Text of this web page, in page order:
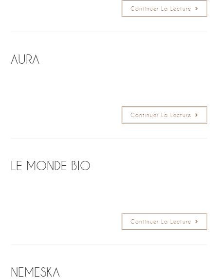
Continuer La Lecture
AURA
Continuer La Lecture
LE MONDE BIO
Continuer La Lecture
NEMESKA